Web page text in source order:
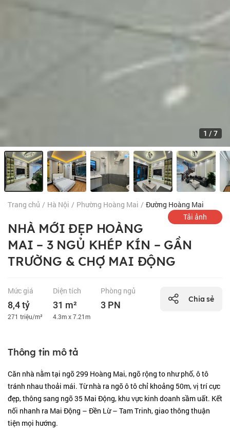
1 / 7
Trang chủ / Hà Nội / Phường Hoàng Mai / Đường Hoàng Mai
Tải ảnh
NHÀ MỚI ĐẸP HOÀNG
MAI – 3 NGỦ KHÉP KÍN – GẦN
TRƯỜNG & CHỢ MAI ĐỘNG
Mức giá
8,4 tỷ
271 triệu/m²
Diện tích
31 m²
4.3m x 7.21m
Phòng ngủ
3 PN
Chia sẻ
Thông tin mô tả
Căn nhà nằm tại ngõ 299 Hoàng Mai, ngõ rộng to như phố, ô tô
tránh nhau thoải mái. Từ nhà ra ngõ ô tô chỉ khoảng 50m, vị trí cực
đẹp, thông sang ngõ 35 Mai Động, khu vực kinh doanh sầm uất. Kết
nối nhanh ra Mai Động – Đền Lừ – Tam Trinh, giao thông thuận
tiện mọi hướng.